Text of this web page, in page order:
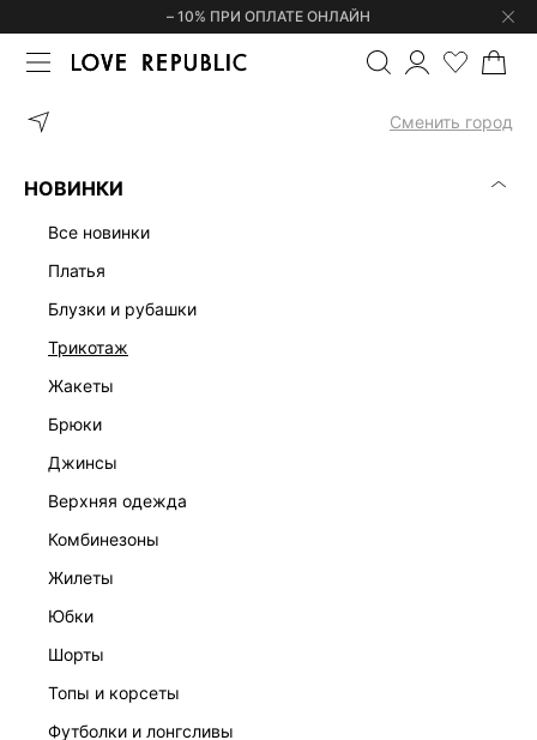
– 10% ПРИ ОПЛАТЕ ОНЛАЙН
Сменить город
НОВИНКИ
все новинки
платья
блузки и рубашки
трикотаж
жакеты
брюки
джинсы
верхняя одежда
комбинезоны
жилеты
юбки
шорты
топы и корсеты
футболки и лонгсливы
ГЛАВНАЯ КОМБИНЕЗОН НА